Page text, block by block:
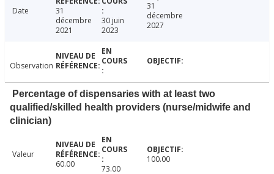
Date
31
décembre
2021
30 juin
2023
31
décembre
2027
Observation
Percentage of dispensaries with at least two
qualified/skilled health providers (nurse/midwife and
clinician)
Valeur
60.00
73.00
100.00